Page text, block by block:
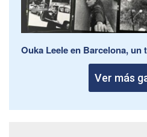
Ouka Leele en Barcelona, un
Ver más